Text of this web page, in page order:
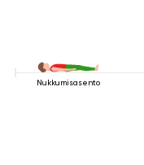
Nukkumisasento